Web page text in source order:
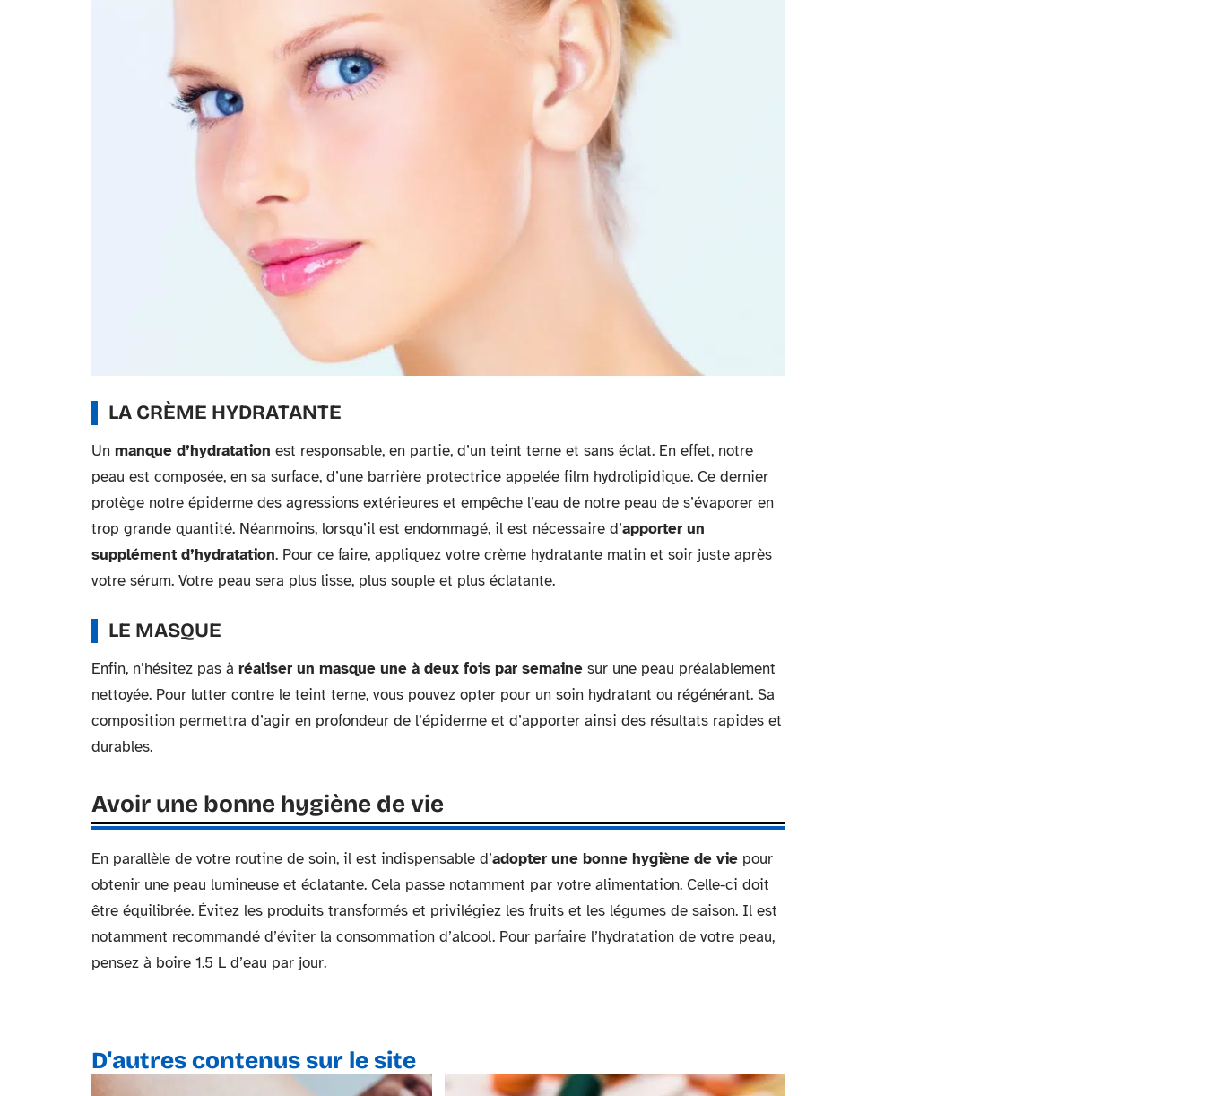
LA CRÈME HYDRATANTE
Un manque d’hydratation est responsable, en partie, d’un teint terne et sans éclat. En effet, notre
peau est composée, en sa surface, d’une barrière protectrice appelée film hydrolipidique. Ce dernier
protège notre épiderme des agressions extérieures et empêche l’eau de notre peau de s’évaporer en
trop grande quantité. Néanmoins, lorsqu’il est endommagé, il est nécessaire d’apporter un
supplément d’hydratation. Pour ce faire, appliquez votre crème hydratante matin et soir juste après
votre sérum. Votre peau sera plus lisse, plus souple et plus éclatante.
LE MASQUE
Enfin, n’hésitez pas à réaliser un masque une à deux fois par semaine sur une peau préalablement
nettoyée. Pour lutter contre le teint terne, vous pouvez opter pour un soin hydratant ou régénérant. Sa
composition permettra d’agir en profondeur de l’épiderme et d’apporter ainsi des résultats rapides et
durables.
Avoir une bonne hygiène de vie
En parallèle de votre routine de soin, il est indispensable d’adopter une bonne hygiène de vie pour
obtenir une peau lumineuse et éclatante. Cela passe notamment par votre alimentation. Celle-ci doit
être équilibrée. Évitez les produits transformés et privilégiez les fruits et les légumes de saison. Il est
notamment recommandé d’éviter la consommation d’alcool. Pour parfaire l’hydratation de votre peau,
pensez à boire 1.5 L d’eau par jour.
D'autres contenus sur le site